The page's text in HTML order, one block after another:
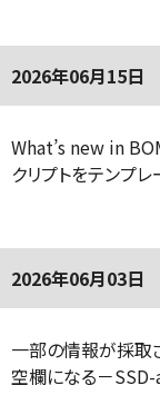
2026年06月15日
What’s new in
クリプトをテンプレ
2026年06月03日
一部の情報が採取
空欄になる－SSD-